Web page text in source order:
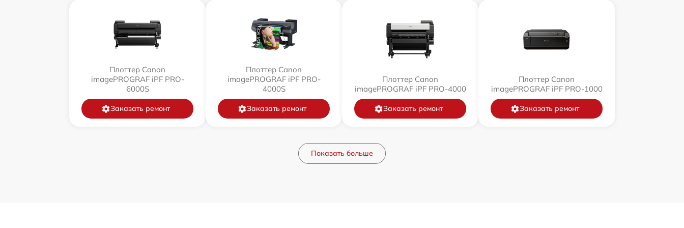
Плоттер Canon
imagePROGRAF iPF PRO-
6000S
Заказать ремонт
Плоттер Canon
imagePROGRAF iPF PRO-
4000S
Заказать ремонт
Плоттер Canon
imagePROGRAF iPF PRO-4000
Заказать ремонт
Плоттер Canon
imagePROGRAF iPF PRO-1000
Заказать ремонт
Показать больше